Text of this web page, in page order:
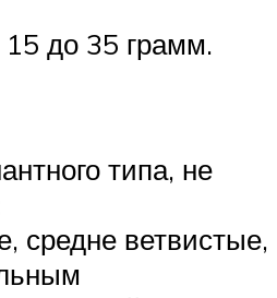
до 35 грамм.
типа, не
средне ветвистые,